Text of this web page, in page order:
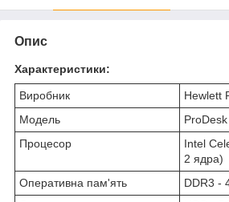
Опис
Характеристики:
Виробник
Hewlett
Модель
Процесор
Intel
2 ядра)
Оперативна пам'ять
DDR3 -